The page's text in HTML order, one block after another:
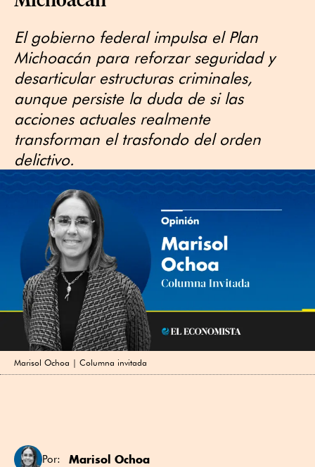
El gobierno federal impulsa el Plan
Michoacán para reforzar seguridad y
desarticular estructuras criminales,
aunque persiste la duda de si las
acciones actuales realmente
transforman el trasfondo del orden
delictivo.
Marisol Ochoa | Columna invitada
Por: Marisol Ochoa